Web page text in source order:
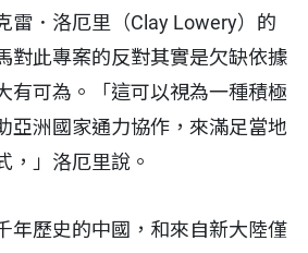
雷．洛厄里（Clay Lowery）的
對此專案的反對其實是欠缺依據
有可為。「這可以視為一種積極
亞洲國家通力協作，來滿足當地
，」洛厄里說。
年歷史的中國，和來自新大陸僅